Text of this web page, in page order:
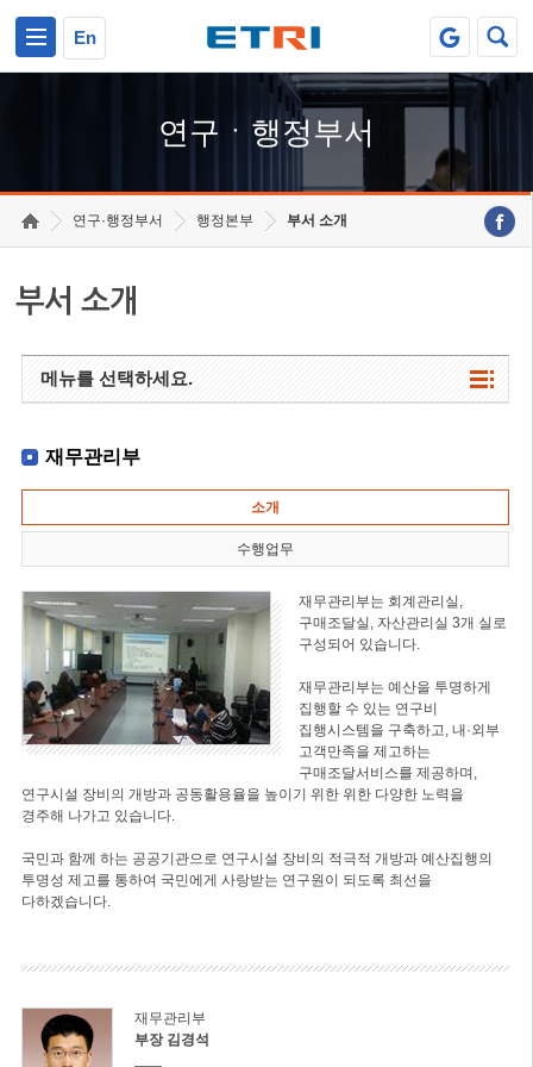
En
연구ㆍ행정부서
연구·행정부서 행정본부 부서 소개
부서 소개
메뉴를 선택하세요.
재무관리부
소개
수행업무
재무관리부는 회계관리실,
구매조달실, 자산관리실 3개 실로
구성되어 있습니다.
재무관리부는 예산을 투명하게
집행할 수 있는 연구비
집행시스템을 구축하고, 내·외부
고객만족을 제고하는
구매조달서비스를 제공하며,
연구시설 장비의 개방과 공동활용율을 높이기 위한 위한 다양한 노력을
경주해 나가고 있습니다.
국민과 함께 하는 공공기관으로 연구시설 장비의 적극적 개방과 예산집행의
투명성 제고를 통하여 국민에게 사랑받는 연구원이 되도록 최선을
다하겠습니다.
재무관리부
부장 김경석